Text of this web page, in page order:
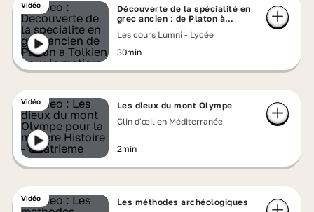
Vidéo
Découverte de la spécialité en
grec ancien : de Platon à
Les cours Lumni - Lycée
30min
Vidéo
Les dieux du mont Olympe
Clin d'œil en Méditerranée
2min
Vidéo
Les méthodes archéologiques